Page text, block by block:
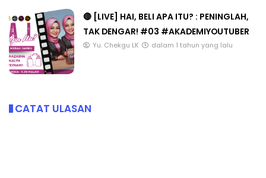
🔴 [LIVE] HAI, BELI APA ITU? : PENINGLAH,
TAK DENGAR! #03 #AKADEMIYOUTUBER
Yu. Chekgu LK dalam 1 tahun yang lalu
CATAT ULASAN